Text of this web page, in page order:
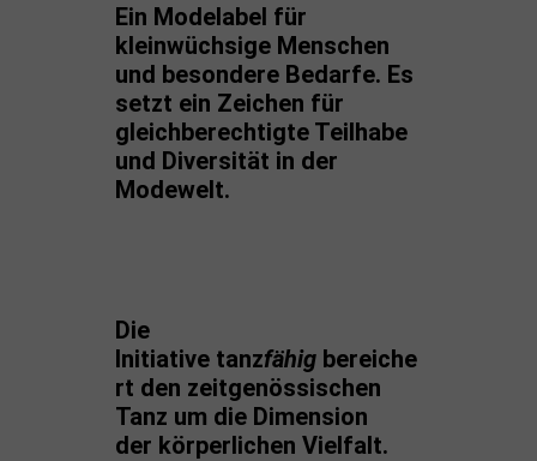
Ein Modelabel für
kleinwüchsige Menschen
und besondere Bedarfe. Es
setzt ein Zeichen für
gleichberechtigte Teilhabe
und Diversität in der
Modewelt.
Die
Initiative tanzfähigbereiche
rt den zeitgenössischen
Tanz um die Dimension
der körperlichen Vielfalt.